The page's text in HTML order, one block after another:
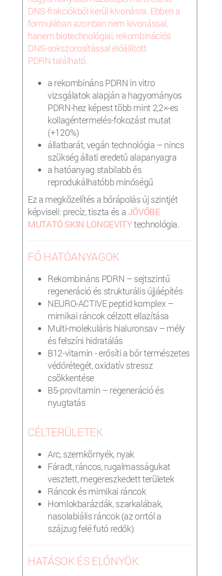
DNS-frakciókból kerül kivonásra. Ebben a
formulában azonban nem kivonással,
hanem biotechnológiai, rekombinációs
DNS-sokszorosítással előállított
PDRN található.
a rekombináns PDRN in vitro
vizsgálatok alapján a hagyományos
PDRN-hez képest több mint 2,2×-es
kollagéntermelés-fokozást mutat
(+120%)
állatbarát, vegán technológia – nincs
szükség állati eredetű alapanyagra
a hatóanyag stabilabb és
reprodukálhatóbb minőségű
Ez a megközelítés a bőrápolás új szintjét
képviseli: precíz, tiszta és aJÖVŐBE
MUTATÓ SKIN LONGEVITYtechnológia.
FŐ HATÓANYAGOK
Rekombináns PDRN – sejtszintű
regeneráció és strukturális újjáépítés
NEURO-ACTIVE peptid komplex –
mimikai ráncok célzott ellazítása
Multi-molekuláris hialuronsav – mély
és felszíni hidratálás
B12-vitamin - erősíti a bőr természetes
védőrétegét, oxidatív stressz
csökkentése
B5-provitamin – regeneráció és
nyugtatás
CÉLTERÜLETEK
Arc, szemkörnyék, nyak
Fáradt, ráncos, rugalmasságukat
vesztett, megereszkedett területek
Ráncok és mimikai ráncok
Homlokbarázdák, szarkalábak,
nasolabiális ráncok (az orrtól a
szájzug felé futó redők)
HATÁSOK ÉS ELŐNYÖK